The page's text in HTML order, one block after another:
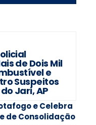
de Dois Mil
e
Suspeitos
Jari, AP
e Celebra
de Consolidação